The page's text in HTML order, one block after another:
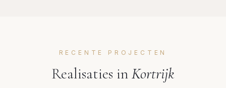
RECENTE PROJECTEN
Realisaties inKortrijk